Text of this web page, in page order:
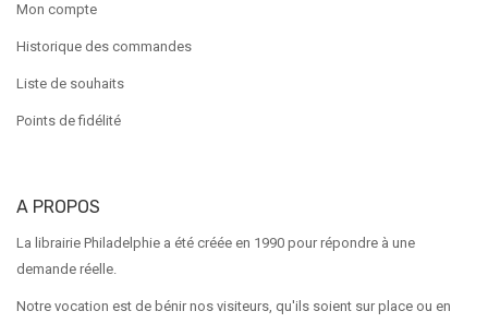
Mon compte
Historique des commandes
Liste de souhaits
Points de fidélité
A PROPOS
La librairie Philadelphie a été créée en 1990 pour répondre à une
demande réelle.
Notre vocation est de bénir nos visiteurs, qu'ils soient sur place ou en